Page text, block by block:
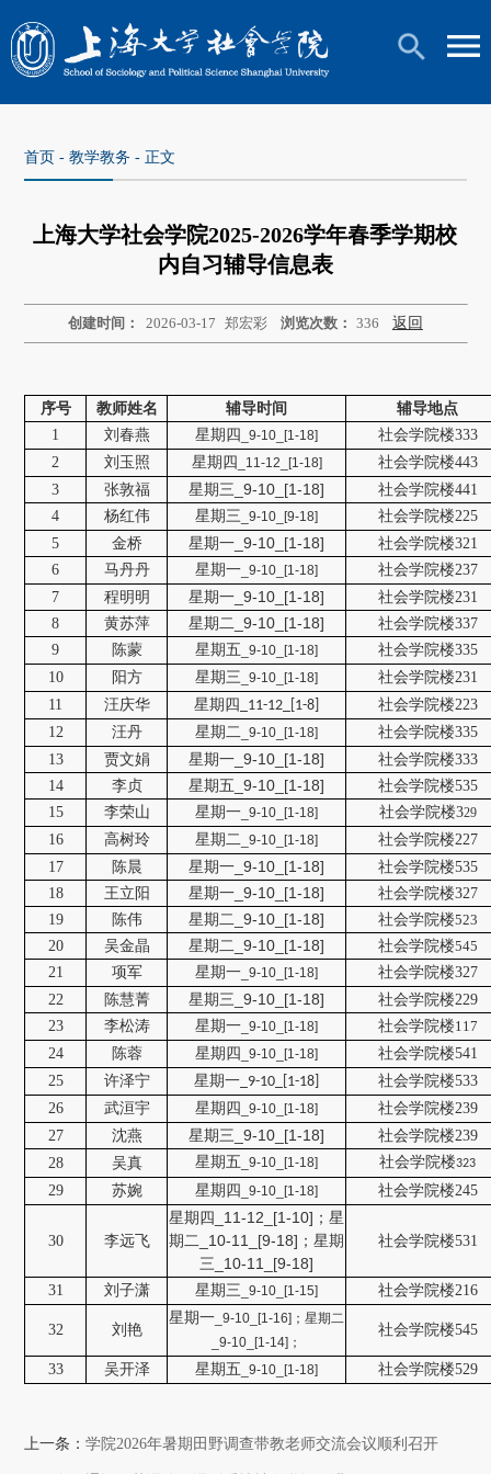
首页 -教学教务 - 正文
上海大学社会学院2025-2026学年春季学期校
内自习辅导信息表
创建时间： 2026-03-17 郑宏彩 浏览次数： 336 返回
序号 教师姓名 辅导时间
辅导地点
1
刘春燕 星期四 _9-10_[1-18]
社会学院楼333
2
刘玉照 星期四 _11-12_[1-18]
社会学院楼443
3
张敦福 星期三 _9-10_[1-18]
社会学院楼441
4
杨红伟 星期三 _9-10_[9-18]
社会学院楼225
5
金桥 星期一 _9-10_[1-18]
社会学院楼321
6
马丹丹 星期一 _9-10_[1-18]
社会学院楼237
7
程明明 星期一 _9-10_[1-18]
社会学院楼231
8
黄苏萍 星期二_9-10_[1-18]
社会学院楼337
9
陈蒙 星期五 _9-10_[1-18]
社会学院楼335
10
阳方 星期三 _9-10_[1-18]
社会学院楼231
11
汪庆华 星期四_11-12_[1-8]
社会学院楼223
12
汪丹 星期二 _9-10_[1-18]
社会学院楼335
13
贾文娟 星期一_9-10_[1-18]
社会学院楼333
14
李贞 星期五_9-10_[1-18]
社会学院楼535
15
李荣山 星期一 _9-10_[1-18] 社会学院楼329
16 高树玲 星期二 _9-10_[1-18]
社会学院楼227
17
陈晨 星期一 _9-10_[1-18]
社会学院楼535
18
王立阳 星期一 _9-10_[1-18]
社会学院楼327
19
陈伟 星期二_9-10_[1-18] 社会学院楼523
20
吴金晶 星期二_9-10_[1-18] 社会学院楼545
21
项军 星期一 _9-10_[1-18]
社会学院楼327
22
陈慧菁 星期三 _9-10_[1-18]
社会学院楼229
23
李松涛 星期一 _9-10_[1-18] 社会学院楼117
24
陈蓉 星期四 _9-10_[1-18]
社会学院楼541
25
许泽宁 星期一_9-10_[1-18]
社会学院楼533
26
武洹宇 星期四 _9-10_[1-18]
社会学院楼239
27
沈燕 星期三 _9-10_[1-18]
社会学院楼239
28
吴真 星期五 _9-10_[1-18] 社会学院楼323
29 苏婉 星期四 _9-10_[1-18] 社会学院楼245
30 李远飞
星期四_11-12_[1-10]；星
期二_10-11_[9-18]；星期
三_10-11_[9-18]
社会学院楼531
31 刘子潇 星期三 _9-10_[1-15] 社会学院楼216
32 刘艳
星期一 _9-10_[1-16]；星期二
_9-10_[1-14]；
社会学院楼545
33 吴开泽 星期五 _9-10_[1-18] 社会学院楼529
上一条：学院2026年暑期田野调查带教老师交流会议顺利召开